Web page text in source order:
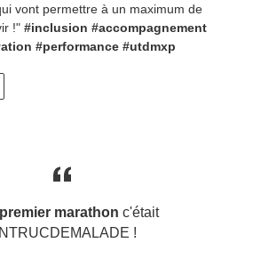
vont permettre à un maximum de
!" #inclusion #accompagnement
#performance #utdmxp
marathon c'était
!